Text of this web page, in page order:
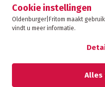
Cookie instellingen
Oldenburger|Fritom maakt
vindt u meer informatie.
Alles
Oldenburger|Fritom is
Group
Privacy statement